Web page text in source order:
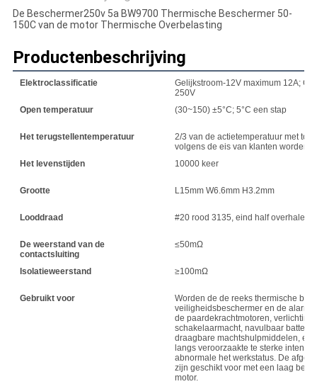
De Beschermer250v 5a BW9700 Thermische Beschermer 50-
150C van de motor Thermische Overbelasting
Productenbeschrijving
Elektroclassificatie
Gelijkstroom-12V maximum 12A;
250V
Open temperatuur
(30~150) ±5°C; 5°C een stap
Het terugstellentemperatuur
2/3 van de actietemperatuur met
volgens de eis van klanten worden
Het levenstijden
10000 keer
Grootte L15mm W6.6mm H3.2mm
Looddraad #20 rood 3135, eind half overhalen,
De weerstand van de
contactsluiting
≤50mΩ
Isolatieweerstand ≥100mΩ
Gebruikt voor
Worden de de reeks thermische
veiligheidsbeschermer en de
de paardekrachtmotoren,
schakelaarmacht, navulbaar
draagbare machtshulpmiddelen,
langs veroorzaakte te sterke
abnormale het werkstatus. De
zijn geschikt voor met een laag
motor.